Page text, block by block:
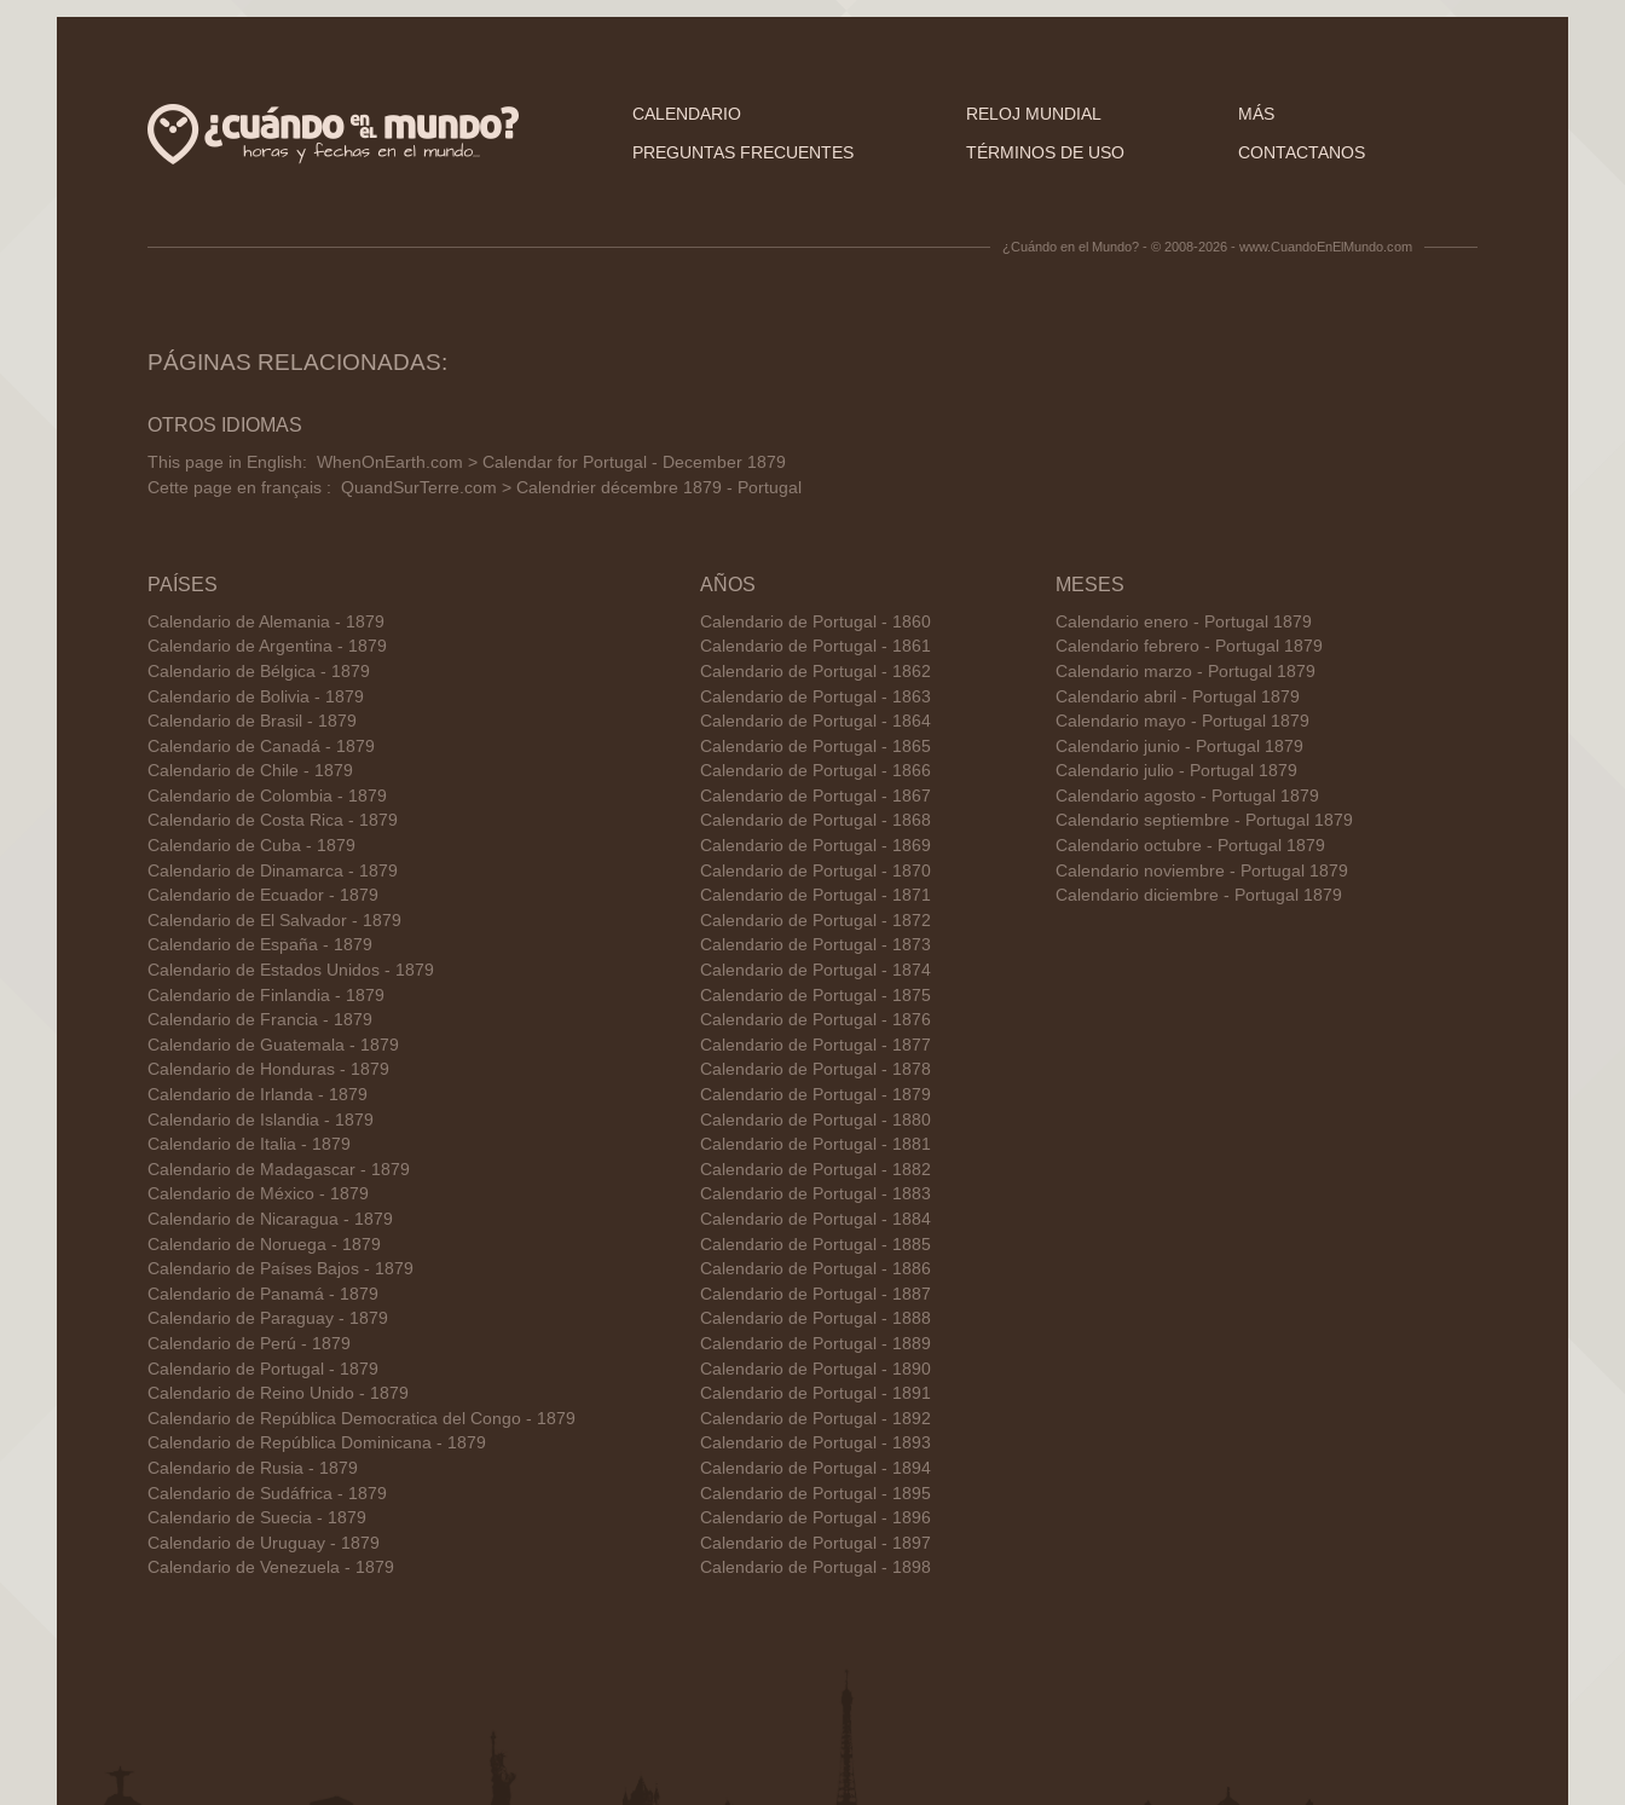
CALENDARIO RELOJ MUNDIAL
MÁS
PREGUNTAS FRECUENTES
TÉRMINOS DE USO CONTACTANOS
¿Cuándo en el Mundo? - © 2008-2026 - www.CuandoEnElMundo.com
PÁGINAS RELACIONADAS:
OTROS IDIOMAS
This page in English: WhenOnEarth.com > Calendar for Portugal - December 1879
Cette page en français : QuandSurTerre.com > Calendrier décembre 1879 - Portugal
PAÍSES
Calendario de Alemania - 1879
Calendario de Argentina - 1879
Calendario de Bélgica - 1879
Calendario de Bolivia - 1879
Calendario de Brasil - 1879
Calendario de Canadá - 1879
Calendario de Chile - 1879
Calendario de Colombia - 1879
Calendario de Costa Rica - 1879
Calendario de Cuba - 1879
Calendario de Dinamarca - 1879
Calendario de Ecuador - 1879
Calendario de El Salvador - 1879
Calendario de España - 1879
Calendario de Estados Unidos - 1879
Calendario de Finlandia - 1879
Calendario de Francia - 1879
Calendario de Guatemala - 1879
Calendario de Honduras - 1879
Calendario de Irlanda - 1879
Calendario de Islandia - 1879
Calendario de Italia - 1879
Calendario de Madagascar - 1879
Calendario de México - 1879
Calendario de Nicaragua - 1879
Calendario de Noruega - 1879
Calendario de Países Bajos - 1879
Calendario de Panamá - 1879
Calendario de Paraguay - 1879
Calendario de Perú - 1879
Calendario de Portugal - 1879
Calendario de Reino Unido - 1879
Calendario de República Democratica del Congo - 1879
Calendario de República Dominicana - 1879
Calendario de Rusia - 1879
Calendario de Sudáfrica - 1879
Calendario de Suecia - 1879
Calendario de Uruguay - 1879
Calendario de Venezuela - 1879
AÑOS
Calendario de Portugal - 1860
Calendario de Portugal - 1861
Calendario de Portugal - 1862
Calendario de Portugal - 1863
Calendario de Portugal - 1864
Calendario de Portugal - 1865
Calendario de Portugal - 1866
Calendario de Portugal - 1867
Calendario de Portugal - 1868
Calendario de Portugal - 1869
Calendario de Portugal - 1870
Calendario de Portugal - 1871
Calendario de Portugal - 1872
Calendario de Portugal - 1873
Calendario de Portugal - 1874
Calendario de Portugal - 1875
Calendario de Portugal - 1876
Calendario de Portugal - 1877
Calendario de Portugal - 1878
Calendario de Portugal - 1879
Calendario de Portugal - 1880
Calendario de Portugal - 1881
Calendario de Portugal - 1882
Calendario de Portugal - 1883
Calendario de Portugal - 1884
Calendario de Portugal - 1885
Calendario de Portugal - 1886
Calendario de Portugal - 1887
Calendario de Portugal - 1888
Calendario de Portugal - 1889
Calendario de Portugal - 1890
Calendario de Portugal - 1891
Calendario de Portugal - 1892
Calendario de Portugal - 1893
Calendario de Portugal - 1894
Calendario de Portugal - 1895
Calendario de Portugal - 1896
Calendario de Portugal - 1897
Calendario de Portugal - 1898
MESES
Calendario enero - Portugal 1879
Calendario febrero - Portugal 1879
Calendario marzo - Portugal 1879
Calendario abril - Portugal 1879
Calendario mayo - Portugal 1879
Calendario junio - Portugal 1879
Calendario julio - Portugal 1879
Calendario agosto - Portugal 1879
Calendario septiembre - Portugal 1879
Calendario octubre - Portugal 1879
Calendario noviembre - Portugal 1879
Calendario diciembre - Portugal 1879